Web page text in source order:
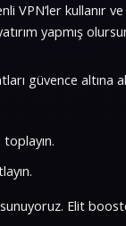
kullanır
yapmış
güvence altına
Elit